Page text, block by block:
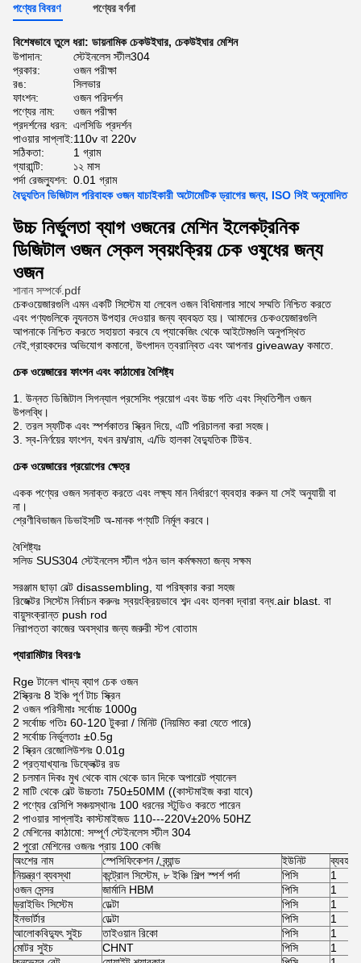
পণ্যের বিবরণ পণ্যের বর্ণনা
বিশেষভাবে তুলে ধরা: ডায়নামিক চেকউইঘার, চেকউইঘার মেশিন
উপাদান:
স্টেইনলেস স্টীল304
প্রকার:
ওজন পরীক্ষা
রঙ:
সিলভার
ফাংশন:
ওজন পরিদর্শন
পণ্যের নাম:
ওজন পরীক্ষা
প্রদর্শনের ধরন: এলসিডি প্রদর্শন
পাওয়ার সাপ্লাই:110v বা 220v
সঠিকতা:
1 গ্রাম
গ্যারান্টি:
১২ মাস
পর্দা রেজল্যুশন: 0.01 গ্রাম
বৈদ্যুতিন ডিজিটাল পরিবাহক ওজন যাচাইকারী অটোমেটিক ড্রাগের জন্য, ISO সিই অনুমোদিত
উচ্চ নির্ভুলতা ব্যাগ ওজনের মেশিন ইলেকট্রনিক
ডিজিটাল ওজন স্কেল স্বয়ংক্রিয় চেক ওষুধের জন্য
ওজন
শানান সম্পর্কে.pdf
চেকওয়েজারগুলি এমন একটি সিস্টেম যা লেবেল ওজন বিধিমালার সাথে সম্মতি নিশ্চিত করতে
এবং পণ্যগুলিকে ন্যূনতম উপহার দেওয়ার জন্য ব্যবহৃত হয়। আমাদের চেকওয়েজারগুলি
আপনাকে নিশ্চিত করতে সহায়তা করবে যে প্যাকেজিং থেকে আইটেমগুলি অনুপস্থিত
নেই,গ্রাহকদের অভিযোগ কমানো, উৎপাদন ত্বরান্বিত এবং আপনার giveaway কমাতে.
চেক ওয়েজারের ফাংশন এবং কাঠামোর বৈশিষ্ট্য
1. উন্নত ডিজিটাল সিগন্যাল প্রসেসিং প্রয়োগ এবং উচ্চ গতি এবং স্থিতিশীল ওজন
উপলব্ধি।
2. তরল স্ফটিক এবং স্পর্শকাতর স্ক্রিন দিয়ে, এটি পরিচালনা করা সহজ।
3. স্ব-নির্ণয়ের ফাংশন, যখন রম/রাম, এ/ডি হালকা বৈদ্যুতিক টিউব.
চেক ওয়েজারের প্রয়োগের ক্ষেত্র
একক পণ্যের ওজন সনাক্ত করতে এবং লক্ষ্য মান নির্ধারণে ব্যবহার করুন যা সেই অনুযায়ী বা
না।
শ্রেণীবিভাজন ডিভাইসটি অ-মানক পণ্যটি নির্মূল করবে।
বৈশিষ্ট্যঃ
সলিড SUS304 স্টেইনলেস স্টীল গঠন ভাল কর্মক্ষমতা জন্য সক্ষম
সরঞ্জাম ছাড়া বেল্ট disassembling, যা পরিষ্কার করা সহজ
রিজেক্টর সিস্টেম নির্বাচন করুনঃ স্বয়ংক্রিয়ভাবে শব্দ এবং হালকা দ্বারা বন্ধ.air blast. বা
বায়ুসংক্রান্ত push rod
নিরাপত্তা কাজের অবস্থার জন্য জরুরী স্টপ বোতাম
প্যারামিটার বিবরণঃ
Rge টানেল খাদ্য ব্যাগ চেক ওজন
2স্ক্রিনঃ 8 ইঞ্চি পূর্ণ টাচ স্ক্রিন
2 ওজন পরিসীমাঃ সর্বোচ্চ 1000g
2 সর্বোচ্চ গতিঃ 60-120 টুকরা / মিনিট (নিয়মিত করা যেতে পারে)
2 সর্বোচ্চ নির্ভুলতাঃ ±0.5g
2 স্ক্রিন রেজোলিউশনঃ 0.01g
2 প্রত্যাখ্যানঃ ডিফ্লেক্টর রড
2 চলমান দিকঃ মুখ থেকে বাম থেকে ডান দিকে অপারেট প্যানেল
2 মাটি থেকে বেল্ট উচ্চতাঃ 750±50MM ((কাস্টমাইজ করা যাবে)
2 পণ্যের রেসিপি সঞ্চয়স্থানঃ 100 ধরনের স্টুডিও করতে পারেন
2 পাওয়ার সাপ্লাইঃ কাস্টমাইজড 110---220V±20% 50HZ
2 মেশিনের কাঠামো: সম্পূর্ণ স্টেইনলেস স্টীল 304
2 পুরো মেশিনের ওজনঃ প্রায় 100 কেজি
অংশের নাম
স্পেসিফিকেশন / ব্র্যান্ড ইউনিট
নিয়ন্ত্রণ ব্যবস্থা
কন্ট্রোল সিস্টেম, ৮ ইঞ্চি শিল্প স্পর্শ পর্দা পিসি
1
ওজন সেন্সর
জার্মানি HBM পিসি
1
ড্রাইভিং সিস্টেম
ডেল্টা পিসি
1
ইনভার্টার
ডেল্টা পিসি
1
আলোকবিদ্যুৎ সুইচ
তাইওয়ান রিকো পিসি
1
মোটর সুইচ
CHNT পিসি
1